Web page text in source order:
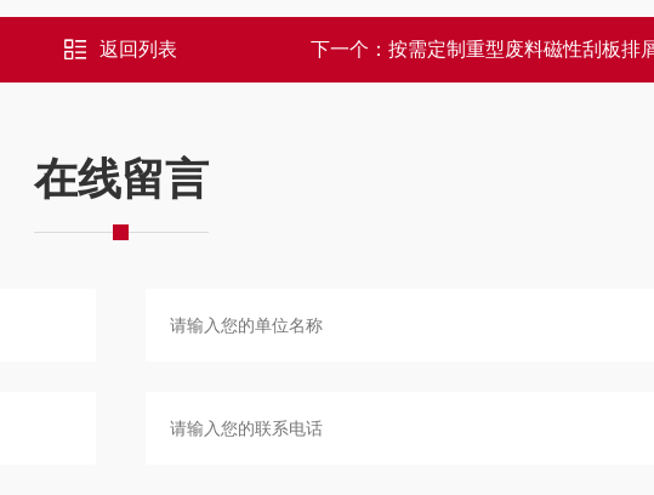
返回列表 下一个： 按需定制重型废料磁性刮板排
在线留言